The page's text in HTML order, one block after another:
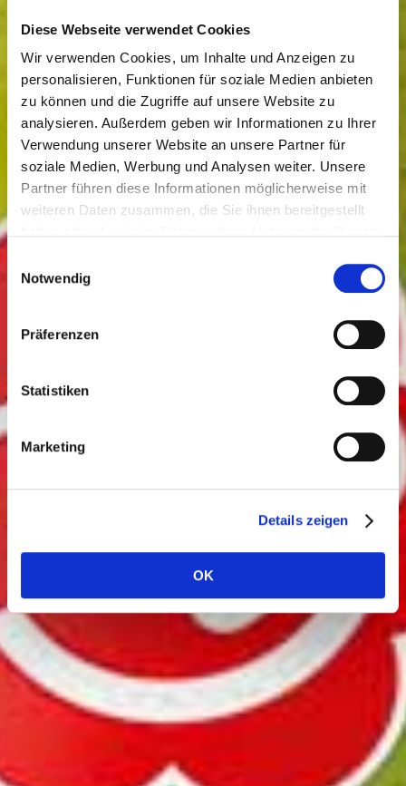
Diese Webseite verwendet Cookies
Wir verwenden Cookies, um Inhalte und Anzeigen zu
personalisieren, Funktionen für soziale Medien anbieten
zu können und die Zugriffe auf unsere Website zu
analysieren. Außerdem geben wir Informationen zu Ihrer
Verwendung unserer Website an unsere Partner für
soziale Medien, Werbung und Analysen weiter. Unsere
Partner führen diese Informationen möglicherweise mit
weiteren Daten zusammen, die Sie ihnen bereitgestellt
Cookies, wenn Sie unsere Webseite weiterhin nutzen.
Notwendig
Präferenzen
Statistiken
Marketing
Details zeigen
OK